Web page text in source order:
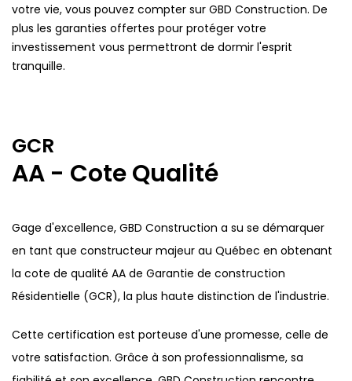
votre vie, vous pouvez compter sur GBD Construction. De
plus les garanties offertes pour protéger votre
investissement vous permettront de dormir l'esprit
tranquille.
GCR
AA - Cote Qualité
Gage d'excellence, GBD Construction a su se démarquer
en tant que constructeur majeur au Québec en obtenant
la cote de qualité AA de Garantie de construction
Résidentielle (GCR), la plus haute distinction de l'industrie.
Cette certification est porteuse d'une promesse, celle de
votre satisfaction. Grâce à son professionnalisme, sa